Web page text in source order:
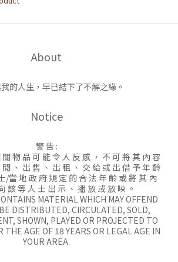
About
的人生，早已結下了不解之緣。
Notice
警 告 :
物 品 可 能 令 人 反 感 ， 不 可 將 其 內 容
、 出 售 、 出 租 、 交 給 或 出 借 予 年 齡
/當 地 政 府 規 定 的 合 法 年 齡 或 將 其 內
該 等 人 士 出 示 、 播 放 或 放 映 。
MATERIAL WHICH MAY OFFEND
DISTRIBUTED, CIRCULATED, SOLD,
SHOWN, PLAYED OR PROJECTED TO
THE AGE OF 18 YEARS OR LEGAL AGE IN
YOUR AREA.